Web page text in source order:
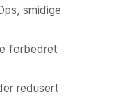
smidige
forbedret
redusert